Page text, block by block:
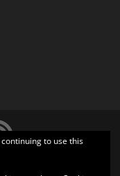
to use this